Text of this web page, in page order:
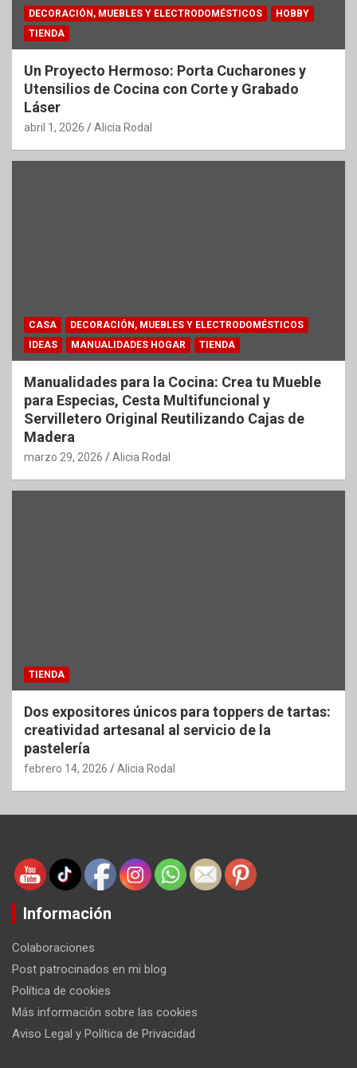
DECORACIÓN, MUEBLES Y ELECTRODOMÉSTICOS
HOBBY
TIENDA
Un Proyecto Hermoso: Porta Cucharones y
Utensilios de Cocina con Corte y Grabado
Láser
abril 1, 2026 Alicia Rodal
CASA
DECORACIÓN, MUEBLES Y ELECTRODOMÉSTICOS
IDEAS
MANUALIDADES HOGAR TIENDA
Manualidades para la Cocina: Crea tu Mueble
para Especias, Cesta Multifuncional y
Servilletero Original Reutilizando Cajas de
Madera
marzo 29, 2026 Alicia Rodal
TIENDA
Dos expositores únicos para toppers de tartas:
creatividad artesanal al servicio de la
pastelería
febrero 14, 2026 Alicia Rodal
Información
Colaboraciones
Post patrocinados en mi blog
Política de cookies
Más información sobre las cookies
Aviso Legal y Política de Privacidad